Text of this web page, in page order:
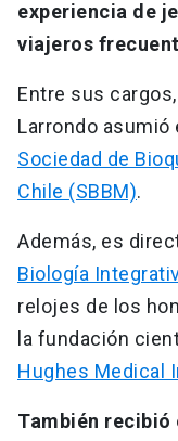
experiencia de
viajeros
Entre sus
Larrondo asumió
Sociedad de
Chile (SBBM).
Además, es
Biología
relojes de los
la fundación
Hughes Medical
También recibió